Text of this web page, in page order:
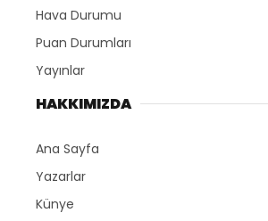
Hava Durumu
Puan Durumları
Yayınlar
HAKKIMIZDA
Ana Sayfa
Yazarlar
Künye